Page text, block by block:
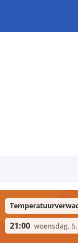
21:00 woensdag,